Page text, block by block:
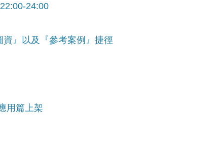
24:00
』以及『參考案例』捷徑
用篇上架